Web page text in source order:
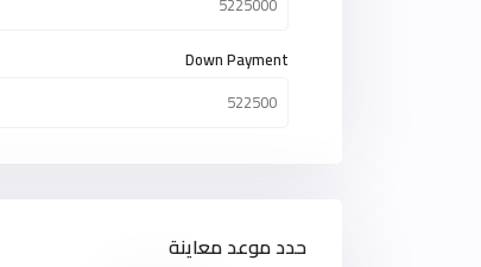
Down Payment
حدد موعد معاينة